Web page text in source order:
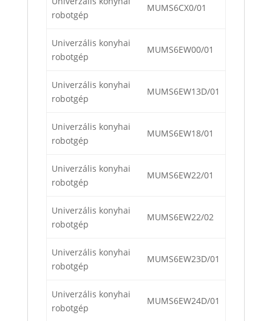
robotgép
MUMS6CX0/01
Univerzális konyhai
robotgép
MUMS6EW00/01
Univerzális konyhai
robotgép
MUMS6EW13D/01
Univerzális konyhai
robotgép
MUMS6EW18/01
Univerzális konyhai
robotgép
MUMS6EW22/01
Univerzális konyhai
robotgép
MUMS6EW22/02
Univerzális konyhai
robotgép
MUMS6EW23D/01
Univerzális konyhai
robotgép
MUMS6EW24D/01